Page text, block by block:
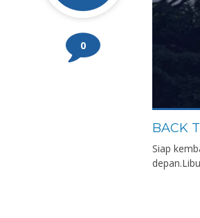
0
BACK
Siap